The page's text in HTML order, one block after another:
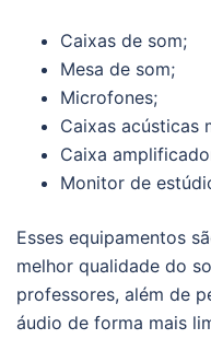
Caixas de som;
Mesa de som;
Microfones;
Caixas acústicas
Caixa
Monitor de
Esses equipamentos
melhor qualidade do
professores, além de
áudio de forma mais